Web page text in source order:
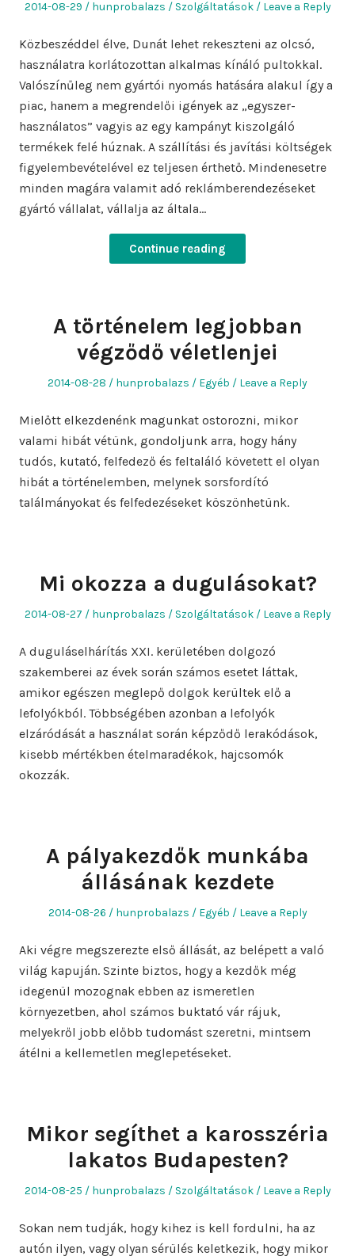
Posted
2014-08-29 Author
hunprobalazs
Posted
Szolgáltatások Leave a Reply
Közbeszéddel élve, Dunát lehet rekeszteni az olcsó,
használatra korlátozottan alkalmas kínáló pultokkal.
Valószínűleg nem gyártói nyomás hatására alakul így a
piac, hanem a megrendelői igények az „egyszer-
használatos” vagyis az egy kampányt kiszolgáló
termékek felé húznak. A szállítási és javítási költségek
figyelembevételével ez teljesen érthető. Mindenesetre
minden magára valamit adó reklámberendezéseket
gyártó vállalat, vállalja az általa…
Continue reading
A történelem legjobban
végződő véletlenjei
Posted
2014-08-28 Author
hunprobalazs
Posted
Egyéb Leave a Reply
Mielőtt elkezdenénk magunkat ostorozni, mikor
valami hibát vétünk, gondoljunk arra, hogy hány
tudós, kutató, felfedező és feltaláló követett el olyan
hibát a történelemben, melynek sorsfordító
találmányokat és felfedezéseket köszönhetünk.
Mi okozza a dugulásokat?
Posted
2014-08-27 Author
hunprobalazs
Posted
Szolgáltatások Leave a Reply
A duguláselhárítás XXI. kerületében dolgozó
szakemberei az évek során számos esetet láttak,
amikor egészen meglepő dolgok kerültek elő a
lefolyókból. Többségében azonban a lefolyók
elzáródását a használat során képződő lerakódások,
kisebb mértékben ételmaradékok, hajcsomók
okozzák.
A pályakezdők munkába
állásának kezdete
Posted
2014-08-26 Author
hunprobalazs
Posted
Egyéb Leave a Reply
Aki végre megszerezte első állását, az belépett a való
világ kapuján. Szinte biztos, hogy a kezdők még
idegenül mozognak ebben az ismeretlen
környezetben, ahol számos buktató vár rájuk,
melyekről jobb előbb tudomást szeretni, mintsem
átélni a kellemetlen meglepetéseket.
Mikor segíthet a karosszéria
lakatos Budapesten?
Posted
2014-08-25 Author
hunprobalazs
Posted
Szolgáltatások Leave a Reply
Sokan nem tudják, hogy kihez is kell fordulni, ha az
autón ilyen, vagy olyan sérülés keletkezik, hogy mikor